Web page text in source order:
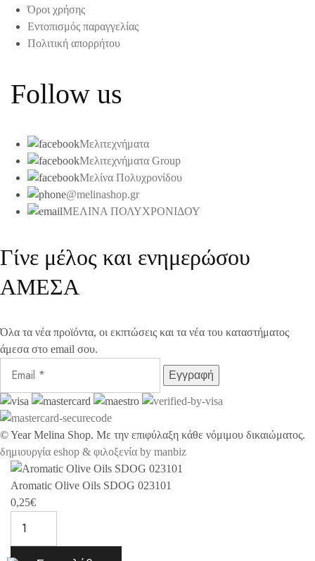
Όροι χρήσης
Εντοπισμός παραγγελίας
Πολιτική απορρήτου
Follow us
Μελιτεχνήματα
Μελιτεχνήματα Group
Μελίνα Πολυχρονίδου
@melinashop.gr
ΜΕΛΙΝΑ ΠΟΛΥΧΡΟΝΙΔΟΥ
Γίνε μέλος και ενημερώσου
ΑΜΕΣΑ
Όλα τα νέα προϊόντα, οι εκπτώσεις και τα νέα του καταστήματος
άμεσα στο email σου.
©YearMelina Shop. Με την επιφύλαξη κάθε νόμιμου δικαιώματος.
δημιουργία eshop & φιλοξενία by manbiz
Aromatic Olive Oils SDOG 023101
0,25€